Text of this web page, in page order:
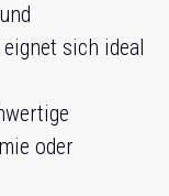
sich ideal
oder